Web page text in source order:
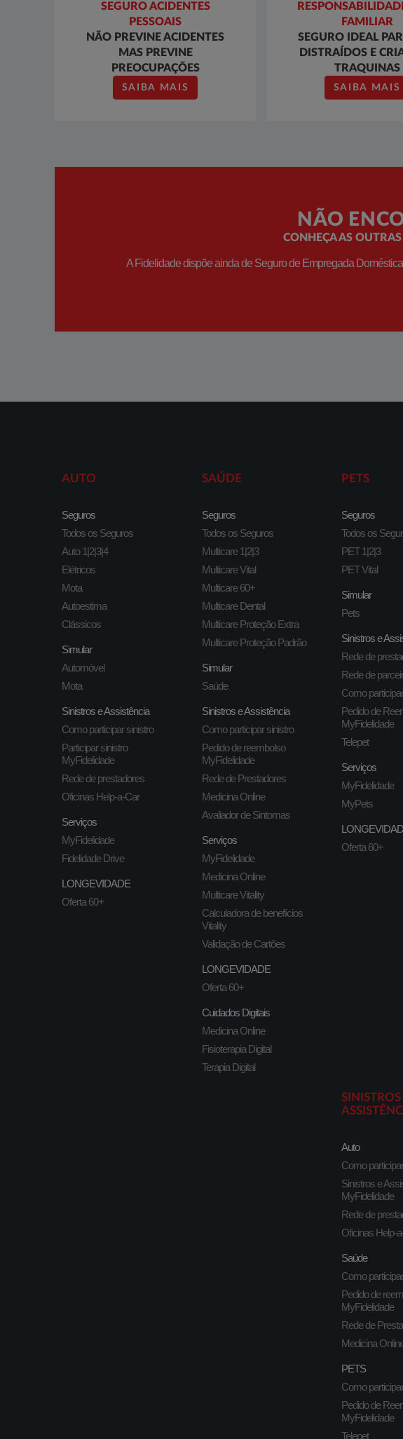
SEGURO ACIDENTES
PESSOAIS
NÃO PREVINE ACIDENTES
MAS PREVINE
PREOCUPAÇÕES
SAIBA MAIS
FAMILIAR
SEGURO IDEAL
DISTRAÍDOS E
TRAQUINAS
SAIBA MAIS
NÃO
CONHEÇA AS
A Fidelidade dispõe ainda de Seguro de Empregada
AUTO
Seguros
Todos os Seguros
Auto 1|2|3|4
Elétricos
Mota
Autoestima
Clássicos
Simular
Automóvel
Mota
Sinistros e Assistência
Como participar sinistro
Participar sinistro
MyFidelidade
Rede de prestadores
Oficinas Help-a-Car
Serviços
MyFidelidade
Fidelidade Drive
LONGEVIDADE
Oferta 60+
SAÚDE
Seguros
Todos os Seguros
Multicare 1|2|3
Multicare Vital
Multicare 60+
Multicare Dental
Multicare Proteção Extra
Multicare Proteção Padrão
Simular
Saúde
Sinistros e Assistência
Como participar sinistro
Pedido de reembolso
MyFidelidade
Rede de Prestadores
Medicina Online
Avaliador de Sintomas
Serviços
MyFidelidade
Medicina Online
Multicare Vitality
Calculadora de benefícios
Vitality
Validação de Cartões
LONGEVIDADE
Oferta 60+
Cuidados Digitais
Medicina Online
Fisioterapia Digital
Terapia Digital
PETS
Seguros
Todos os
PET 1|2|3
PET Vital
Simular
Pets
Sinistros e
Rede de
Rede de
Como
Pedido de
MyFidelidade
Telepet
Serviços
MyFidelidade
MyPets
Oferta 60+
SINISTROS
Auto
Como
Sinistros e
MyFidelidade
Rede de
Oficinas Help-
Saúde
Como
Pedido de
MyFidelidade
Rede de
Medicina
PETS
Como
Pedido de
MyFidelidade
Telepet